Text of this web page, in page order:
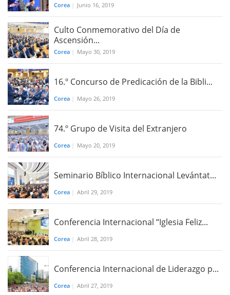
Corea ​​Junio 16, 2019
Culto Conmemorativo del Día de
Ascensión...
Corea Mayo 30, 2019
16.º Concurso de Predicación de la Bibli...
Corea Mayo 26, 2019
74.º Grupo de Visita del Extranjero
Corea Mayo 20, 2019
Seminario Bíblico Internacional Levántat...
Corea Abril 29, 2019
Conferencia Internacional “Iglesia Feliz...
Corea Abril 28, 2019
Conferencia Internacional de Liderazgo p...
Corea Abril 27, 2019